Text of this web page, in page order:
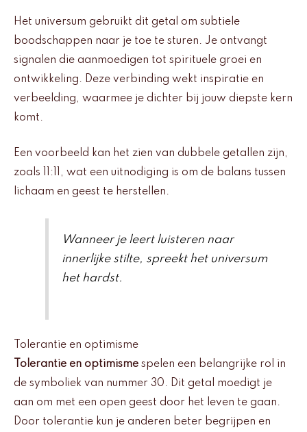
Het universum gebruikt dit getal om subtiele
boodschappen naar je toe te sturen. Je ontvangt
signalen die aanmoedigen tot spirituele groei en
ontwikkeling. Deze verbinding wekt inspiratie en
verbeelding, waarmee je dichter bij jouw diepste kern
komt.
Een voorbeeld kan het zien van dubbele getallen zijn,
zoals 11:11, wat een uitnodiging is om de balans tussen
lichaam en geest te herstellen.
Wanneer je leert luisteren naar
innerlijke stilte, spreekt het universum
het hardst.
Tolerantie en optimisme
Tolerantie en optimisme spelen een belangrijke rol in
de symboliek van nummer 30. Dit getal moedigt je
aan om met een open geest door het leven te gaan.
Door tolerantie kun je anderen beter begrijpen en